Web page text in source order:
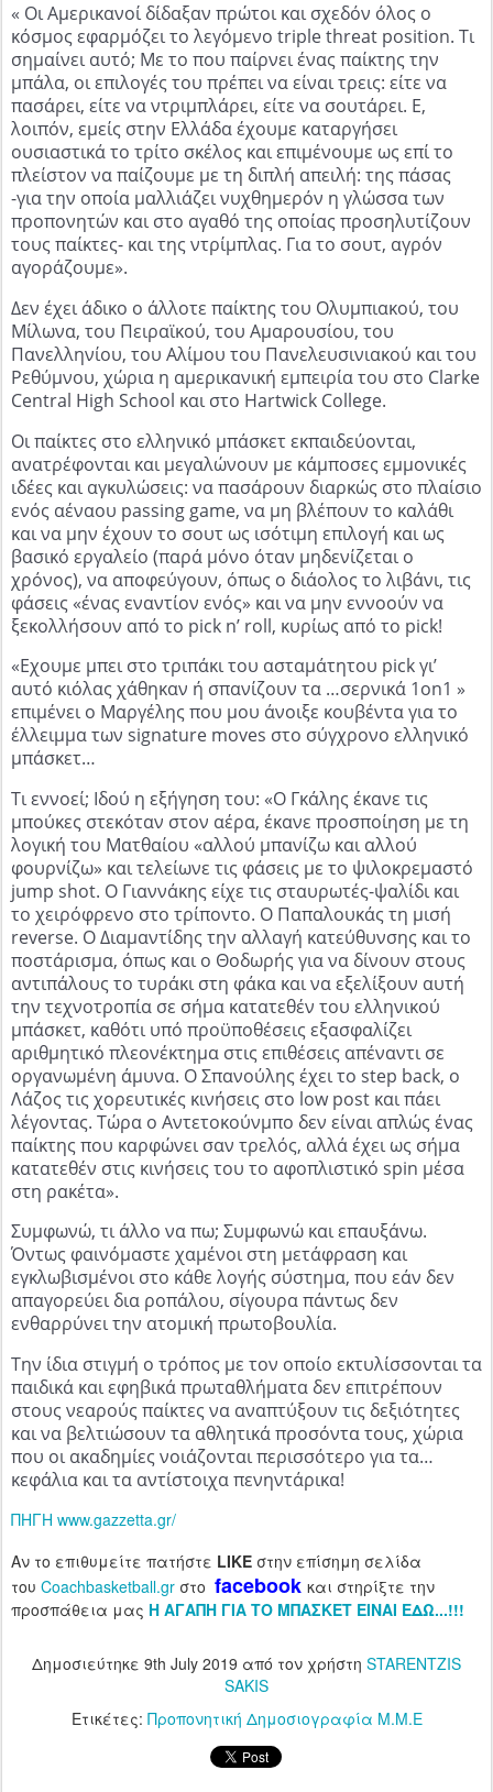
« Οι Αμερικανοί δίδαξαν πρώτοι και σχεδόν όλος ο
κόσμος εφαρμόζει το λεγόμενο triple threat position. Τι
σημαίνει αυτό; Με το που παίρνει ένας παίκτης την
μπάλα, οι επιλογές του πρέπει να είναι τρεις: είτε να
πασάρει, είτε να ντριμπλάρει, είτε να σουτάρει. Ε,
λοιπόν, εμείς στην Ελλάδα έχουμε καταργήσει
ουσιαστικά το τρίτο σκέλος και επιμένουμε ως επί το
πλείστον να παίζουμε με τη διπλή απειλή: της πάσας
-για την οποία μαλλιάζει νυχθημερόν η γλώσσα των
προπονητών και στο αγαθό της οποίας προσηλυτίζουν
τους παίκτες- και της ντρίμπλας. Για το σουτ, αγρόν
αγοράζουμε».
Δεν έχει άδικο ο άλλοτε παίκτης του Ολυμπιακού, του
Μίλωνα, του Πειραϊκού, του Αμαρουσίου, του
Πανελληνίου, του Αλίμου του Πανελευσινιακού και του
Ρεθύμνου, χώρια η αμερικανική εμπειρία του στο Clarke
Central High School και στο Hartwick College.
Οι παίκτες στο ελληνικό μπάσκετ εκπαιδεύονται,
ανατρέφονται και μεγαλώνουν με κάμποσες εμμονικές
ιδέες και αγκυλώσεις: να πασάρουν διαρκώς στο πλαίσιο
ενός αέναου passing game, να μη βλέπουν το καλάθι
και να μην έχουν το σουτ ως ισότιμη επιλογή και ως
βασικό εργαλείο (παρά μόνο όταν μηδενίζεται ο
χρόνος), να αποφεύγουν, όπως ο διάολος το λιβάνι, τις
φάσεις «ένας εναντίον ενός» και να μην εννοούν να
ξεκολλήσουν από το pick n’ roll, κυρίως από το pick!
«Εχουμε μπει στο τριπάκι του ασταμάτητου pick γι’
αυτό κιόλας χάθηκαν ή σπανίζουν τα …σερνικά 1on1 »
επιμένει ο Μαργέλης που μου άνοιξε κουβέντα για το
έλλειμμα των signature moves στο σύγχρονο ελληνικό
μπάσκετ…
Τι εννοεί; Ιδού η εξήγηση του: «Ο Γκάλης έκανε τις
μπούκες στεκόταν στον αέρα, έκανε προσποίηση με τη
λογική του Ματθαίου «αλλού μπανίζω και αλλού
φουρνίζω» και τελείωνε τις φάσεις με το ψιλοκρεμαστό
jump shot. Ο Γιαννάκης είχε τις σταυρωτές-ψαλίδι και
το χειρόφρενο στο τρίποντο. Ο Παπαλουκάς τη μισή
reverse. Ο Διαμαντίδης την αλλαγή κατεύθυνσης και το
ποστάρισμα, όπως και ο Θοδωρής για να δίνουν στους
αντιπάλους το τυράκι στη φάκα και να εξελίξουν αυτή
την τεχνοτροπία σε σήμα κατατεθέν του ελληνικού
μπάσκετ, καθότι υπό προϋποθέσεις εξασφαλίζει
αριθμητικό πλεονέκτημα στις επιθέσεις απέναντι σε
οργανωμένη άμυνα. Ο Σπανούλης έχει το step back, ο
Λάζος τις χορευτικές κινήσεις στο low post και πάει
λέγοντας. Τώρα ο Αντετοκούνμπο δεν είναι απλώς ένας
παίκτης που καρφώνει σαν τρελός, αλλά έχει ως σήμα
κατατεθέν στις κινήσεις του το αφοπλιστικό spin μέσα
στη ρακέτα».
Συμφωνώ, τι άλλο να πω; Συμφωνώ και επαυξάνω.
Όντως φαινόμαστε χαμένοι στη μετάφραση και
εγκλωβισμένοι στο κάθε λογής σύστημα, που εάν δεν
απαγορεύει δια ροπάλου, σίγουρα πάντως δεν
ενθαρρύνει την ατομική πρωτοβουλία.
Την ίδια στιγμή ο τρόπος με τον οποίο εκτυλίσσονται τα
παιδικά και εφηβικά πρωταθλήματα δεν επιτρέπουν
στους νεαρούς παίκτες να αναπτύξουν τις δεξιότητες
και να βελτιώσουν τα αθλητικά προσόντα τους, χώρια
που οι ακαδημίες νοιάζονται περισσότερο για τα…
κεφάλια και τα αντίστοιχα πενηντάρικα!
ΠΗΓΗ www.gazzetta.gr/
Αν το επιθυμείτε πατήστε LIKE στην επίσημη σελίδα
του Coachbasketball.gr στο facebook και στηρίξτε την
προσπάθεια μας H ΑΓΑΠΗ ΓΙΑ ΤΟ ΜΠΑΣΚΕΤ ΕΙΝΑΙ ΕΔΩ...!!!
Δημοσιεύτηκε 9th July 2019 από τον χρήστη STARENTZIS
SAKIS
Ετικέτες: Προπονητική Δημοσιογραφία Μ.Μ.Ε